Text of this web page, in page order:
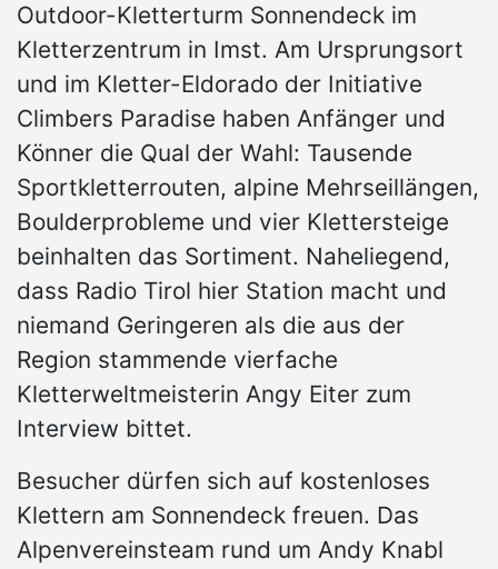
Outdoor-Kletterturm Sonnendeck im
Kletterzentrum in Imst. Am Ursprungsort
und im Kletter-Eldorado der Initiative
Climbers Paradise haben Anfänger und
Könner die Qual der Wahl: Tausende
Sportkletterrouten, alpine Mehrseillängen,
Boulderprobleme und vier Klettersteige
beinhalten das Sortiment. Naheliegend,
dass Radio Tirol hier Station macht und
niemand Geringeren als die aus der
Region stammende vierfache
Kletterweltmeisterin Angy Eiter zum
Interview bittet.
Besucher dürfen sich auf kostenloses
Klettern am Sonnendeck freuen. Das
Alpenvereinsteam rund um Andy Knabl